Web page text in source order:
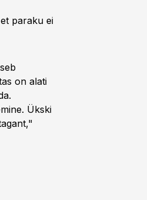
paraku ei
on alati
Ükski